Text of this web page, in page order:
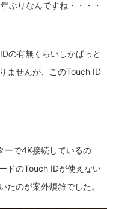
ぶりなんですね・・・・
の有無くらいしかぱっと
ませんが、このTouch ID
ーで4K接続しているの
ドのTouch IDが使えない
たのが案外煩雑でした。